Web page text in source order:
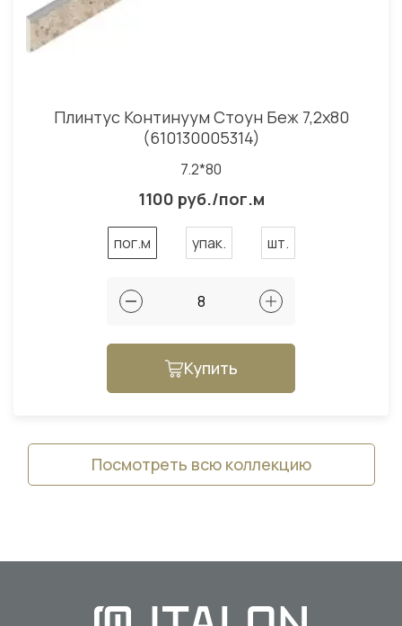
Плинтус Континуум Стоун Беж 7,2x80
(610130005314)
7.2*80
1100 руб./пог.м
пог.м упак. шт.
Купить
Посмотреть всю коллекцию